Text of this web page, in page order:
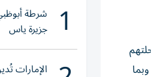
1 شرطة
جزيرة ياس
الإمارات